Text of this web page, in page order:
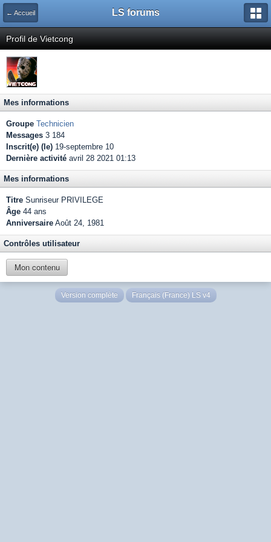
← Accueil LS forums
Profil de Vietcong
Mes informations
Groupe Technicien
Messages 3 184
Inscrit(e) (le) 19-septembre 10
Dernière activité avril 28 2021 01:13
Mes informations
Titre Sunriseur PRIVILEGE
Âge 44 ans
Anniversaire Août 24, 1981
Contrôles utilisateur
Mon contenu
Version complète Français (France) LS v4